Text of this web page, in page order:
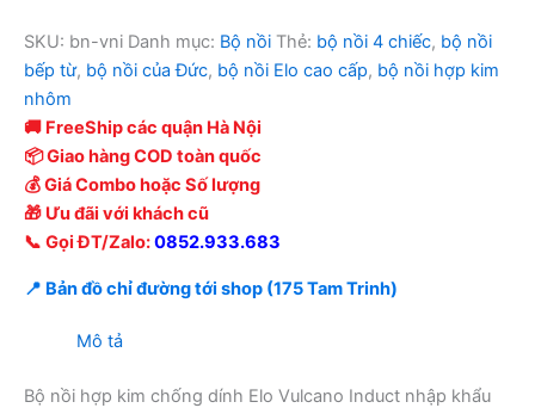
SKU: bn-vni Danh mục: Bộ nồi Thẻ: bộ nồi 4 chiếc, bộ nồi
bếp từ, bộ nồi của Đức, bộ nồi Elo cao cấp, bộ nồi hợp kim
nhôm
🚚 FreeShip các quận Hà Nội
📦 Giao hàng COD toàn quốc
💰 Giá Combo hoặc Số lượng
🎁 Ưu đãi với khách cũ
📞 Gọi ĐT/Zalo:0852.933.683
📍 Bản đồ chỉ đường tới shop (175 Tam Trinh)
Mô tả
Bộ nồi hợp kim chống dính Elo Vulcano Induct nhập khẩu